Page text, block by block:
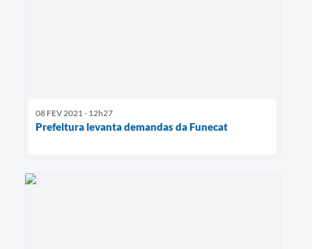
08 FEV 2021 - 12h27
Prefeitura levanta demandas da Funecat